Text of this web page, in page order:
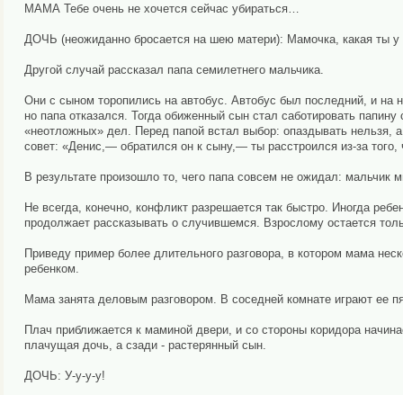
МАМА Тебе очень не хочется сейчас убираться…
ДОЧЬ (неожиданно бросается на шею матери): Мамочка, какая ты у
Другой случай рассказал папа семилетнего мальчика.
Они с сыном торопились на автобус. Автобус был последний, и на
но папа отказался. Тогда обиженный сын стал саботировать
«неотложных» дел. Перед папой встал выбор: опаздывать нельзя,
совет: «Денис,— обратился он к сыну,— ты расстроился из-за
В результате произошло то, чего папа совсем не ожидал:
Не всегда, конечно, конфликт разрешается так быстро. Иногда
продолжает рассказывать о случившемся. Взрослому остается
Приведу пример более длительного разговора, в котором мама
ребенком.
Мама занята деловым разговором. В соседней комнате играют ее
Плач приближается к маминой двери, и со стороны коридора
плачущая дочь, а сзади - растерянный сын.
ДОЧЬ: У-у-у-у!